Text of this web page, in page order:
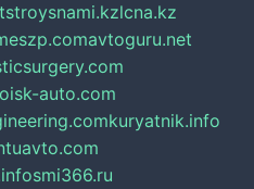
stroysnami.kzlcna.kz
avtoguru.net
auto.com
kuryatnik.info
smi366.ru